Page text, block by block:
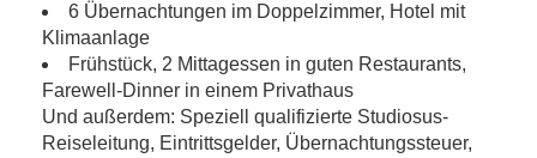
6 Übernachtungen im Doppelzimmer, Hotel mit
Klimaanlage
Frühstück, 2 Mittagessen in guten Restaurants,
Farewell-Dinner in einem Privathaus
Und außerdem: Speziell qualifizierte Studiosus-
Reiseleitung, Eintrittsgelder, Übernachtungssteuer,